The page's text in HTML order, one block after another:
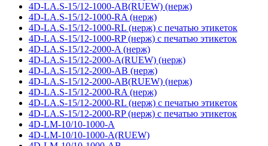
4D-LA.S-15/12-1000-AB(RUEW) (нерж)
4D-LA.S-15/12-1000-RA (нерж)
4D-LA.S-15/12-1000-RL (нерж) с печатью этикеток
4D-LA.S-15/12-1000-RP (нерж) с печатью этикеток
4D-LA.S-15/12-2000-A (нерж)
4D-LA.S-15/12-2000-A(RUEW) (нерж)
4D-LA.S-15/12-2000-AB (нерж)
4D-LA.S-15/12-2000-AB(RUEW) (нерж)
4D-LA.S-15/12-2000-RA (нерж)
4D-LA.S-15/12-2000-RL (нерж) с печатью этикеток
4D-LA.S-15/12-2000-RP (нерж) с печатью этикеток
4D-LM-10/10-1000-A
4D-LM-10/10-1000-A(RUEW)